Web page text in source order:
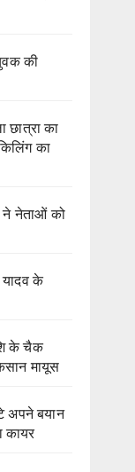
की
छात्रा का
का
ने नेताओं को
के
के चैक
मायूस
अपने बयान
कायर